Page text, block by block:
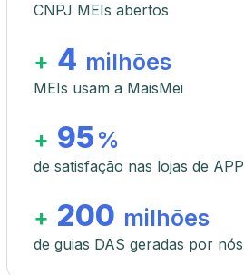
CNPJ MEIs abertos
+ 4 milhões
MEIs usam a MaisMei
+ 95 %
de satisfação nas lojas de APP
+ 200 milhões
de guias DAS geradas por nós